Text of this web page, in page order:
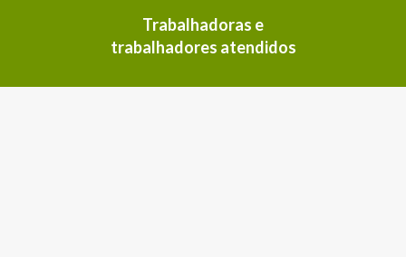
Trabalhadoras e
trabalhadores atendidos